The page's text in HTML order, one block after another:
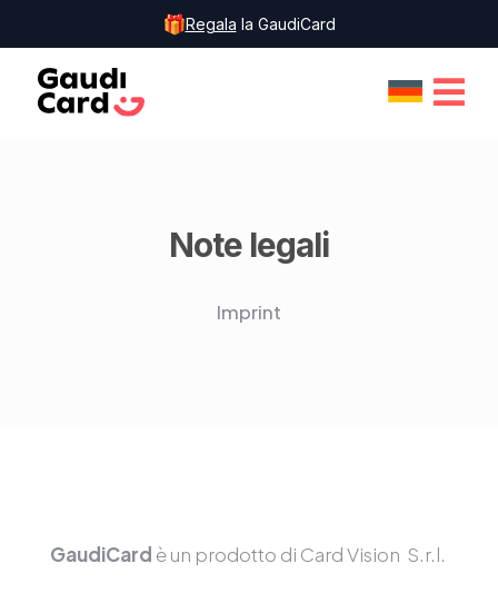
Regala la GaudiCard
Note legali
Imprint
GaudiCard è un prodotto di Card Vision S.r.l.